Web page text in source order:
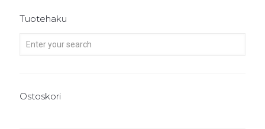
Tuotehaku
Ostoskori